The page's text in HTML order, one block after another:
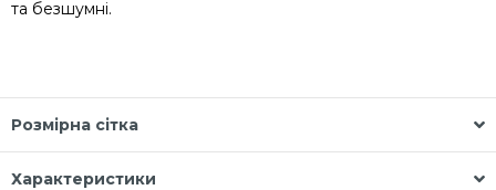
та безшумні.
Розмірна сітка
Характеристики